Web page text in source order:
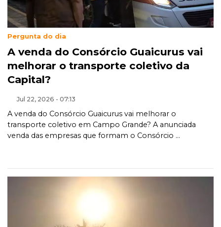
Pergunta do dia
A venda do Consórcio Guaicurus vai
melhorar o transporte coletivo da
Capital?
Jul 22, 2026 - 07:13
A venda do Consórcio Guaicurus vai melhorar o
transporte coletivo em Campo Grande? A anunciada
venda das empresas que formam o Consórcio ...